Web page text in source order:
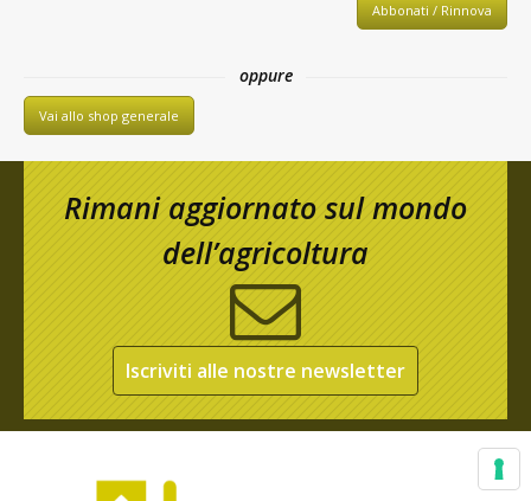
Abbonati / Rinnova
oppure
Vai allo shop generale
Rimani aggiornato sul mondo
dell’agricoltura
Iscriviti alle nostre newsletter